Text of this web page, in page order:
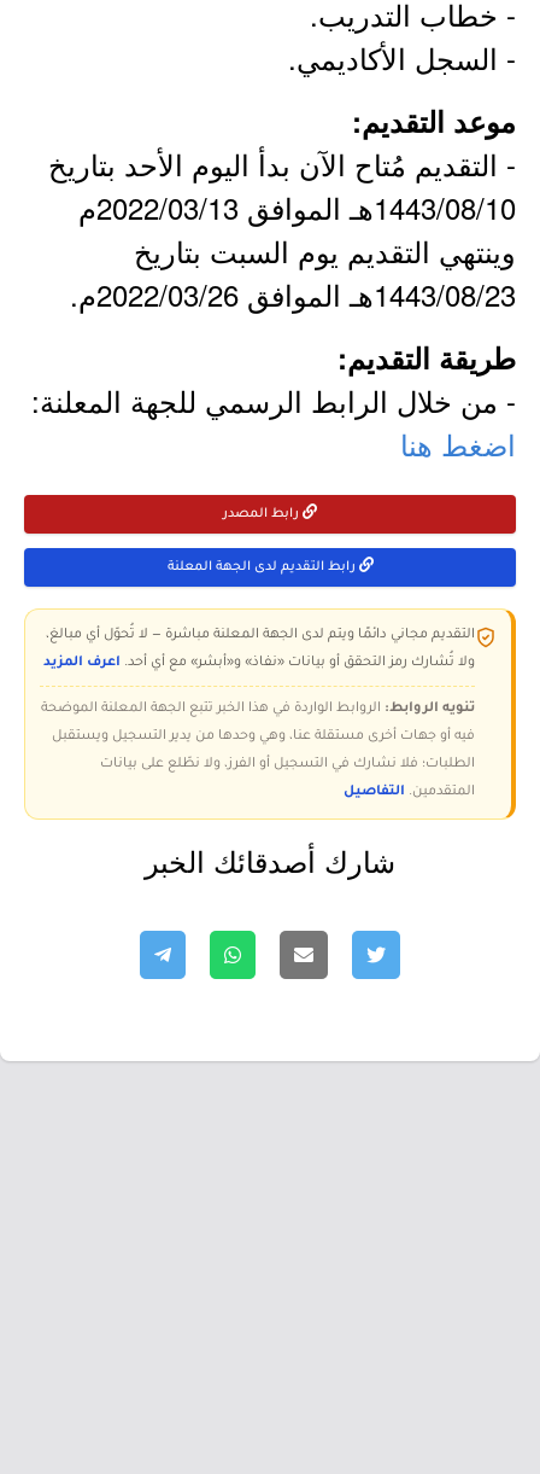
- خطاب التدريب.
- السجل الأكاديمي.
موعد التقديم:
- التقديم مُتاح الآن بدأ اليوم الأحد بتاريخ
1443/08/10هـ الموافق 2022/03/13م
وينتهي التقديم يوم السبت بتاريخ
1443/08/23هـ الموافق 2022/03/26م.
طريقة التقديم:
- من خلال الرابط الرسمي للجهة المعلنة:
اضغط هنا
رابط المصدر
رابط التقديم لدى الجهة المعلنة
التقديم مجاني دائمًا ويتم لدى الجهة المعلنة مباشرة — لا تُحوّل أي مبالغ،
ولا تُشارك رمز التحقق أو بيانات «نفاذ» و«أبشر» مع أي أحد. اعرف المزيد
تنويه الروابط: الروابط الواردة في هذا الخبر تتبع الجهة المعلنة الموضحة
فيه أو جهات أخرى مستقلة عنا، وهي وحدها من يدير التسجيل ويستقبل
الطلبات؛ فلا نشارك في التسجيل أو الفرز، ولا نطّلع على بيانات
المتقدمين. التفاصيل
شارك أصدقائك الخبر